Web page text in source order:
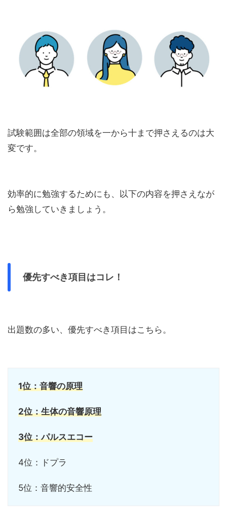
試験範囲は全部の領域を一から十まで押さえるのは大
変です。
効率的に勉強するためにも、以下の内容を押さえなが
ら勉強していきましょう。
優先すべき項目はコレ！
出題数の多い、優先すべき項目はこちら。
1位：音響の原理
2位：生体の音響原理
3位：パルスエコー
4位：ドプラ
5位：音響的安全性